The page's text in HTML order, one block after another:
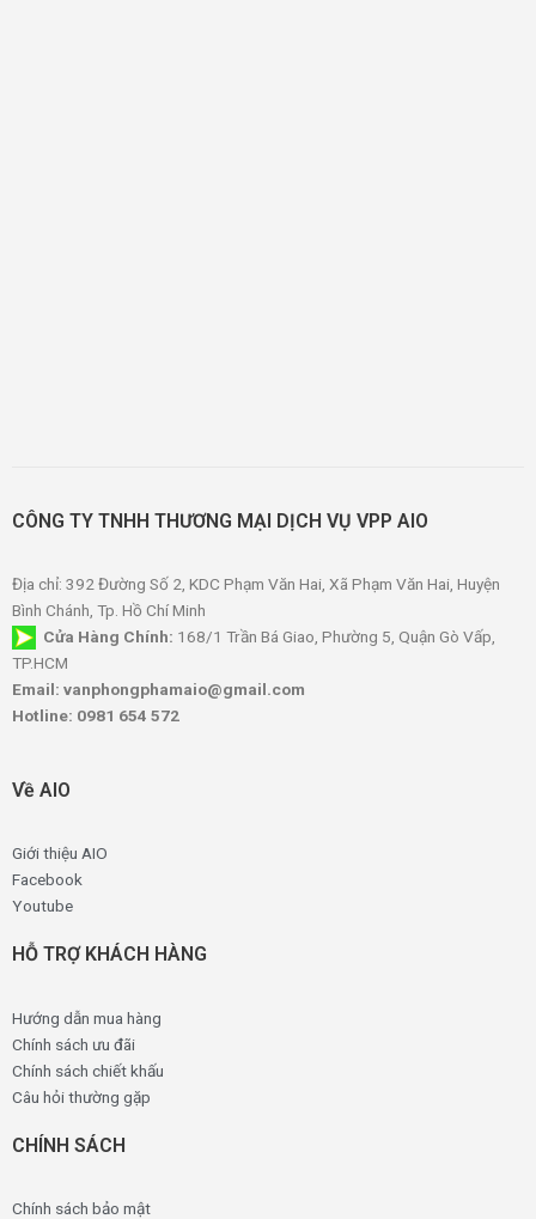
CÔNG TY TNHH THƯƠNG MẠI DỊCH VỤ VPP AIO
Địa chỉ: 392 Đường Số 2, KDC Phạm Văn Hai, Xã Phạm Văn Hai, Huyện
Bình Chánh, Tp. Hồ Chí Minh
Cửa Hàng Chính: 168/1 Trần Bá Giao, Phường 5, Quận Gò Vấp,
TP.HCM
Email: vanphongphamaio@gmail.com
Hotline: 0981 654 572
Về AIO
Giới thiệu AIO
Facebook
Youtube
HỖ TRỢ KHÁCH HÀNG
Hướng dẫn mua hàng
Chính sách ưu đãi
Chính sách chiết khấu
Câu hỏi thường gặp
CHÍNH SÁCH
Chính sách bảo mật